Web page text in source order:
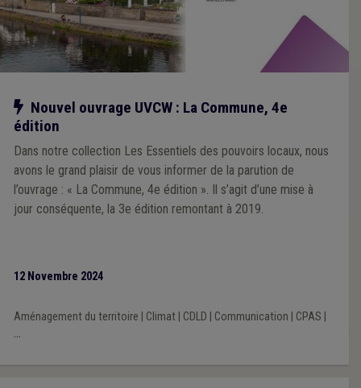
Notre action
Nouvel ouvrage UVCW : La Commune, 4e
édition
Dans notre collection Les Essentiels des pouvoirs locaux, nous
avons le grand plaisir de vous informer de la parution de
l’ouvrage : « La Commune, 4e édition ». Il s’agit d’une mise à
jour conséquente, la 3e édition remontant à 2019.
12 Novembre 2024
Aménagement du territoire Climat| CDLD Communication CPAS
...